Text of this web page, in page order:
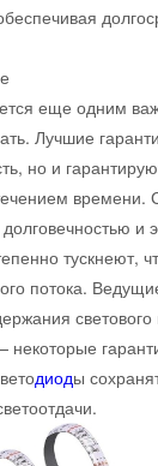
еще одним
Лучшие
но и
времени.
и
тускнеют,
потока.
светового
диоды